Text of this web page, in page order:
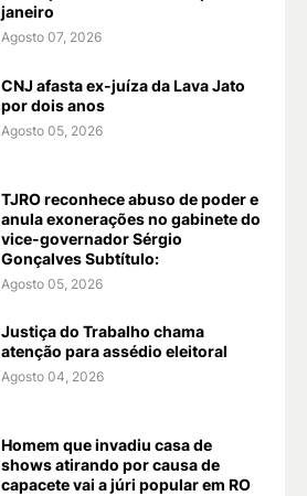
janeiro
Agosto 07, 2026
CNJ afasta ex-juíza da Lava Jato
por dois anos
Agosto 05, 2026
TJRO reconhece abuso de poder e
anula exonerações no gabinete do
vice-governador Sérgio
Gonçalves Subtítulo:
Agosto 05, 2026
Justiça do Trabalho chama
atenção para assédio eleitoral
Agosto 04, 2026
Homem que invadiu casa de
shows atirando por causa de
capacete vai a júri popular em RO